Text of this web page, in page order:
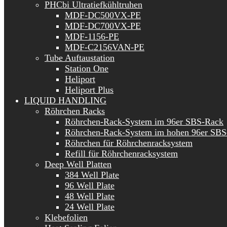
PHCbi Ultratiefkühltruhen
MDF-DC500VX-PE
MDF-DC700VX-PE
MDF-1156-PE
MDF-C2156VAN-PE
Tube Auftaustation
Station One
Heliport
Heliport Plus
LIQUID HANDLING
Röhrchen Racks
Röhrchen-Rack-System im 96er SBS-Rack
Röhrchen-Rack-System im hohen 96er
Röhrchen für Röhrchenracksystem
Refill für Röhrchenracksystem
Deep Well Platten
384 Well Plate
96 Well Plate
48 Well Plate
24 Well Plate
Klebefolien